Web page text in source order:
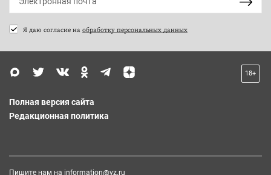
Я даю согласие на обработку персональных данных
18+
Полная версия сайта
Редакционная политика
Пишите нам на information@vz.ru